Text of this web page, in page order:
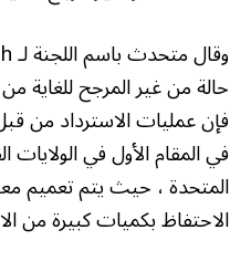
حالة من غير المرجح للغاية
فإن عمليات الاسترداد من
في المقام الأول في الولايات
المتحدة ، حيث يتم تعميم
الاحتفاظ بكميات كبيرة من